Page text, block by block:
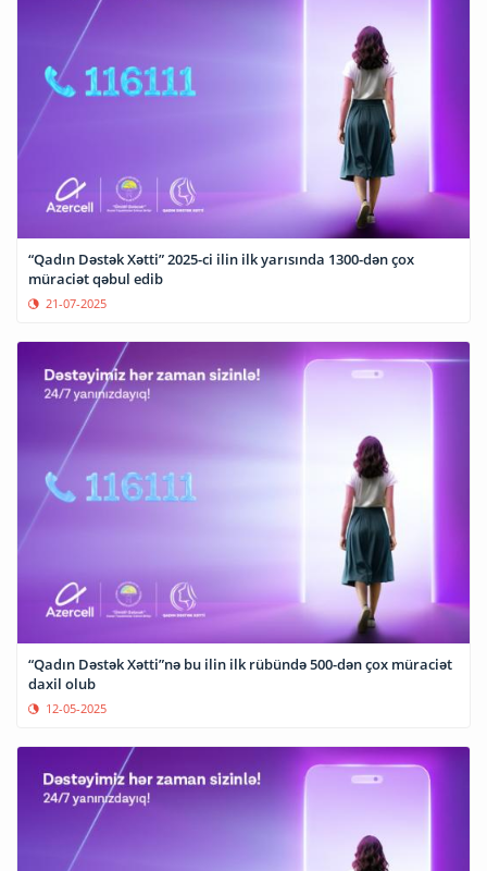
“Qadın Dəstək Xətti” 2025-ci ilin ilk yarısında 1300-dən çox
müraciət qəbul edib
21-07-2025
“Qadın Dəstək Xətti”nə bu ilin ilk rübündə 500-dən çox müraciət
daxil olub
12-05-2025